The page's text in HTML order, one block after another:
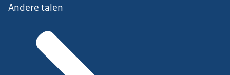
Andere talen